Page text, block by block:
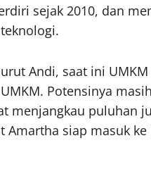
sejak 2010, dan
Andi, saat ini
Potensinya
menjangkau puluhan
Amartha siap masuk